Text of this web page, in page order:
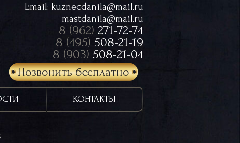
Email: kuznecdanila@mail.ru
mastdanila@mail.ru
8 (962) 271-72-74
8 (495) 508-21-19
8 (903) 508-21-04
Позвонить бесплатно
КОНТАКТЫ